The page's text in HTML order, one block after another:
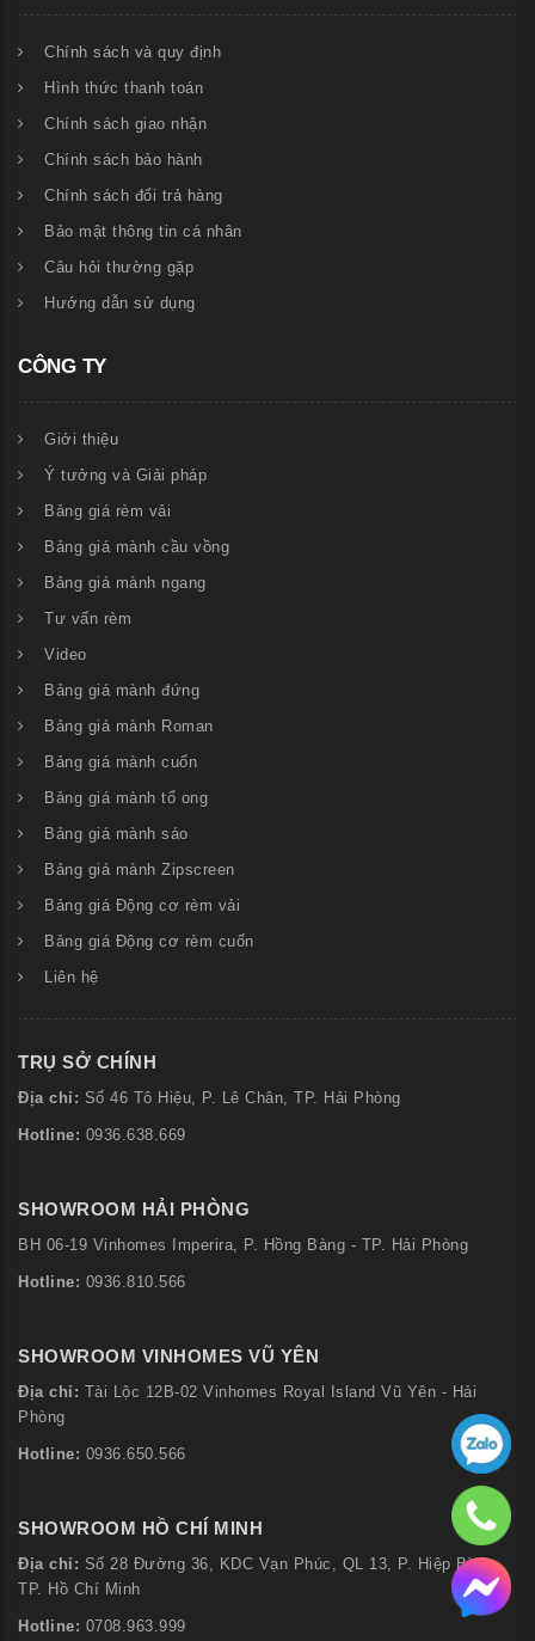
Chính sách và quy định
Hình thức thanh toán
Chính sách giao nhận
Chính sách bảo hành
Chính sách đổi trả hàng
Bảo mật thông tin cá nhân
Câu hỏi thường gặp
Hướng dẫn sử dụng
CÔNG TY
Giới thiệu
Ý tưởng và Giải pháp
Bảng giá rèm vải
Bảng giá mành cầu vồng
Bảng giá mành ngang
Tư vấn rèm
Video
Bảng giá mành đứng
Bảng giá mành Roman
Bảng giá mành cuốn
Bảng giá mành tổ ong
Bảng giá mành sáo
Bảng giá mành Zipscreen
Bảng giá Động cơ rèm vải
Bảng giá Động cơ rèm cuốn
Liên hệ
TRỤ SỞ CHÍNH
Địa chỉ: Số 46 Tô Hiệu, P. Lê Chân, TP. Hải Phòng
Hotline: 0936.638.669
SHOWROOM HẢI PHÒNG
BH 06-19 Vinhomes Imperira, P. Hồng Bàng - TP. Hải Phòng
Hotline: 0936.810.566
SHOWROOM VINHOMES VŨ YÊN
Địa chỉ:
Tài Lộc 12B-02 Vinhomes Royal Island Vũ Yên - Hải
Phòng
Hotline: 0936.650.566
SHOWROOM HỒ CHÍ MINH
Địa chỉ: Số 28 Đường 36, KDC Vạn Phúc, QL 13, P. Hiệp Bình,
TP. Hồ Chí Minh
Hotline: 0708.963.999